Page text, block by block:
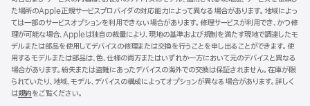
ウ
で
開
き
ま
す）
た場所のApple正規サービスプロバイダの対応能力によって異なる場合があります。地域によっ
ては一部のサービスオプションを利用できない場合があります。修理サービスが利用でき、かつ修
理が可能な場合、Appleは独自の裁量により、現地の基準および規制を満たす現地で調達したモ
デルまたは部品を使用してデバイスの修理または交換を行うことを申し出ることができます。使
用するモデルまたは部品は、色、仕様の両方またはいずれか一方において元のデバイスと異なる
場合があります。紛失または盗難にあったデバイスの海外での交換は保証されません。在庫が限
られていたり、地域、モデル、デバイスの構成によってオプションが異なる場合があります。詳しく
は規約（新
をご覧ください。